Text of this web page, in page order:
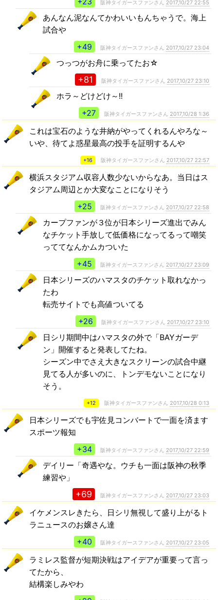
阪神タイガースファンさん 2017,10/27 22:55
あんなん泥なんてかわいいもんちゃうで。海上
試合や
+49
阪神タイガースファンさん 2017,10/27 23:04
つっつがお舟に乗ってたお☆
+81 阪神タイガースファンさん 2017,10/27 23:10
ホラ～どけどけ～!!
+27
阪神タイガースファンさん 2017,10/28 1:36
これは宝石のような井納がやってくれるんやろな～
いや、待てよ惑星最高の投手を証明するんや
+16 阪神タイガースファンさん 2017,10/27 22:57
横浜スタジアム収容人数少ないからなあ。当日はス
タジアム周辺とか大変なことになりそう
+25
阪神タイガースファンさん 2017,10/27 22:58
カープファンが３位が日本シリーズ進出でみん
なチケット手放して低価格になってるって嘲笑
っててなんかムカついた
+45
阪神タイガースファンさん 2017,10/27 23:09
日本シリーズのハマスタのチケット取れなかっ
たわ
転売サイトでも高値ついてる
+26
阪神タイガースファンさん 2017,10/27 23:10
日シリ期間中はハマスタの外で「BAYガーデ
ン」開催すると発表してたね。
シーズン中でさえ大きなスクリーンの試合中継
見てる人が多いのに、トンデモないことになり
そう。
+12 阪神タイガースファンさん 2017,10/28 0:13
日本シリーズでも宇佐見コンバートで一面を済ます
スポーツ報知
+34
阪神タイガースファンさん 2017,10/27 22:59
デイリー「奇遇やな。ウチも一面は阪神の秋季
練習や」
+69 阪神タイガースファンさん 2017,10/27 23:03
イケメンスレきたら、日シリ無視して盛り上がるト
ラニュースのお嬢さん達
+40
阪神タイガースファンさん 2017,10/27 23:05
ラミレス監督が短期決戦はアイデアが重要って言っ
てたから、
結構楽しみやわ